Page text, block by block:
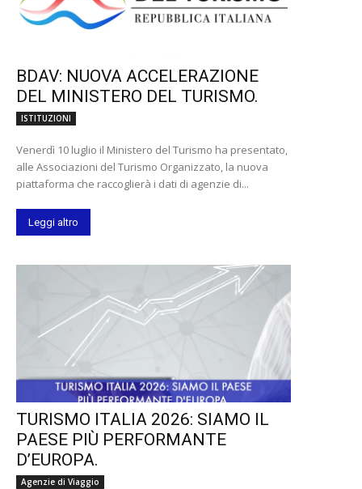
BDAV: NUOVA ACCELERAZIONE
DEL MINISTERO DEL TURISMO.
ISTITUZIONI
Venerdì 10 luglio il Ministero del Turismo ha presentato,
alle Associazioni del Turismo Organizzato, la nuova
piattaforma che raccoglierà i dati di agenzie di...
Leggi altro
TURISMO ITALIA 2026: SIAMO IL
PAESE PIÙ PERFORMANTE
D’EUROPA.
Agenzie di Viaggio